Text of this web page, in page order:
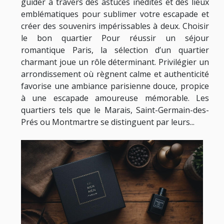
emblématiques pour sublimer votre escapade et
créer des souvenirs impérissables à deux. Choisir
le bon quartier Pour réussir un séjour
romantique Paris, la sélection d’un quartier
charmant joue un rôle déterminant. Privilégier un
arrondissement où règnent calme et authenticité
favorise une ambiance parisienne douce, propice
à une escapade amoureuse mémorable. Les
quartiers tels que le Marais, Saint-Germain-des-
Prés ou Montmartre se distinguent par leurs...